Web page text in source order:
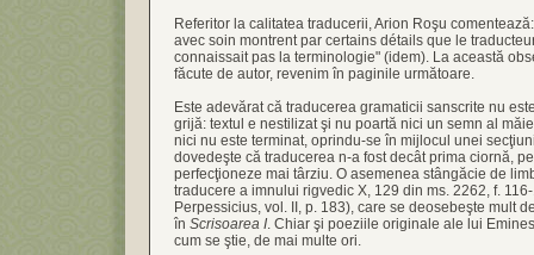
Referitor la calitatea traducerii, Arion Roşu
avec soin montrent par certains détails que le
connaissait pas la terminologie" (idem). La această
făcute de autor, revenim în paginile următoare.
Este adevărat că traducerea gramaticii sanscrite nu
grijă: textul e nestilizat şi nu poartă nici un semn al
nici nu este terminat, oprindu-se în mijlocul unei
dovedeşte că traducerea n-a fost decât prima ciornă,
perfecţioneze mai târziu. O asemenea stângăcie de
traducere a imnului rigvedic X, 129 din ms. 2262, f. 116-
Perpessicius, vol. II, p. 183), care se deosebeşte mult
în Scrisoarea I . Chiar şi poeziile originale ale lui
cum se ştie, de mai multe ori.